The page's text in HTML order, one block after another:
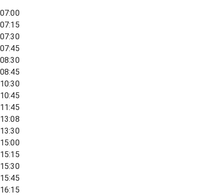
07:00
07:15
07:30
07:45
08:30
08:45
10:30
10:45
11:45
13:08
13:30
15:00
15:15
15:30
15:45
16:15